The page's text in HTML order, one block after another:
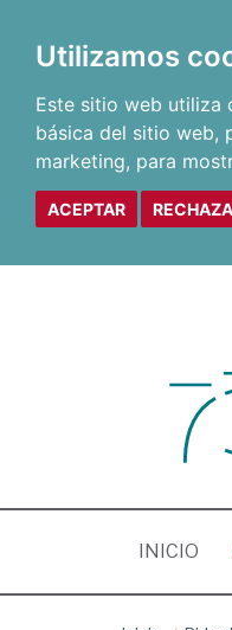
Utilizamos
Este sitio web utiliza
básica del sitio web,
marketing, para
ACEPTAR
INICIO